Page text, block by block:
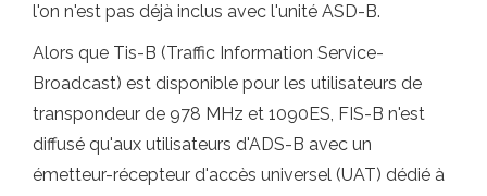
l'on n'est pas déjà inclus avec l'unité ASD-B.
Alors que Tis-B (Traffic Information Service-
Broadcast) est disponible pour les utilisateurs de
transpondeur de 978 MHz et 1090ES, FIS-B n'est
diffusé qu'aux utilisateurs d'ADS-B avec un
émetteur-récepteur d'accès universel (UAT) dédié à